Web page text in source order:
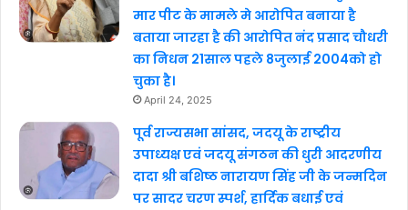
मार पीट के मामले मे आरोपित बनाया है
बताया जारहा है की आरोपित नंद प्रसाद चौधरी
का निधन 21साल पहले 8जुलाई 2004को हो
चुका है।
April 24, 2025
पूर्व राज्यसभा सांसद, जदयू के राष्ट्रीय
उपाध्यक्ष एवं जदयू संगठन की धुरी आदरणीय
दादा श्री बशिष्ठ नारायण सिंह जी के जन्मदिन
पर सादर चरण स्पर्श, हार्दिक बधाई एवं